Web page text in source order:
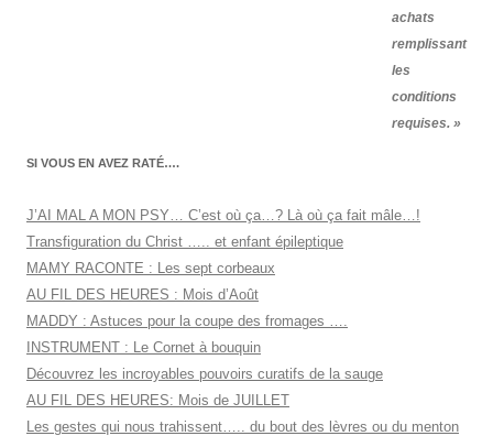
achats
remplissant
les
conditions
requises. »
SI VOUS EN AVEZ RATÉ….
J’AI MAL A MON PSY… C’est où ça…? Là où ça fait mâle…!
Transfiguration du Christ ….. et enfant épileptique
MAMY RACONTE : Les sept corbeaux
AU FIL DES HEURES : Mois d’Août
MADDY : Astuces pour la coupe des fromages ….
INSTRUMENT : Le Cornet à bouquin
Découvrez les incroyables pouvoirs curatifs de la sauge
AU FIL DES HEURES: Mois de JUILLET
Les gestes qui nous trahissent….. du bout des lèvres ou du menton